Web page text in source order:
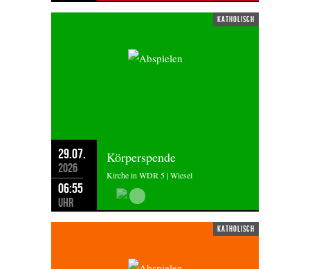
katholisch
29.07.
2026
06:55
Uhr
Körperspende
Kirche in WDR 5 | Wiesel
katholisch